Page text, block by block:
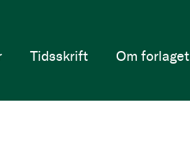
Tidsskrift Om forlaget